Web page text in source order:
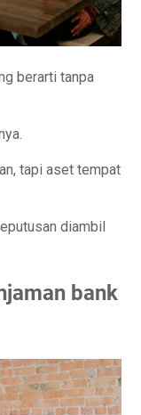
berarti tanpa
tapi aset tempat
diambil
bank